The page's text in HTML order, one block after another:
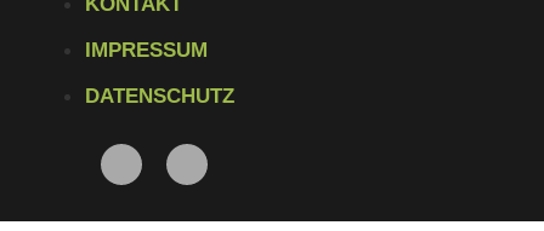
KONTAKT
IMPRESSUM
DATENSCHUTZ